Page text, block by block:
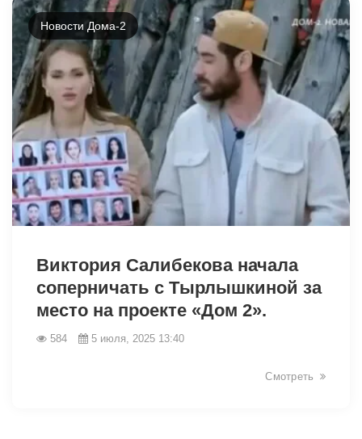
Новости Дома-2
Виктория Салибекова начала
соперничать с Тырлышкиной за
место на проекте «Дом 2».
584 5 июля, 2025 13:40
Смотреть